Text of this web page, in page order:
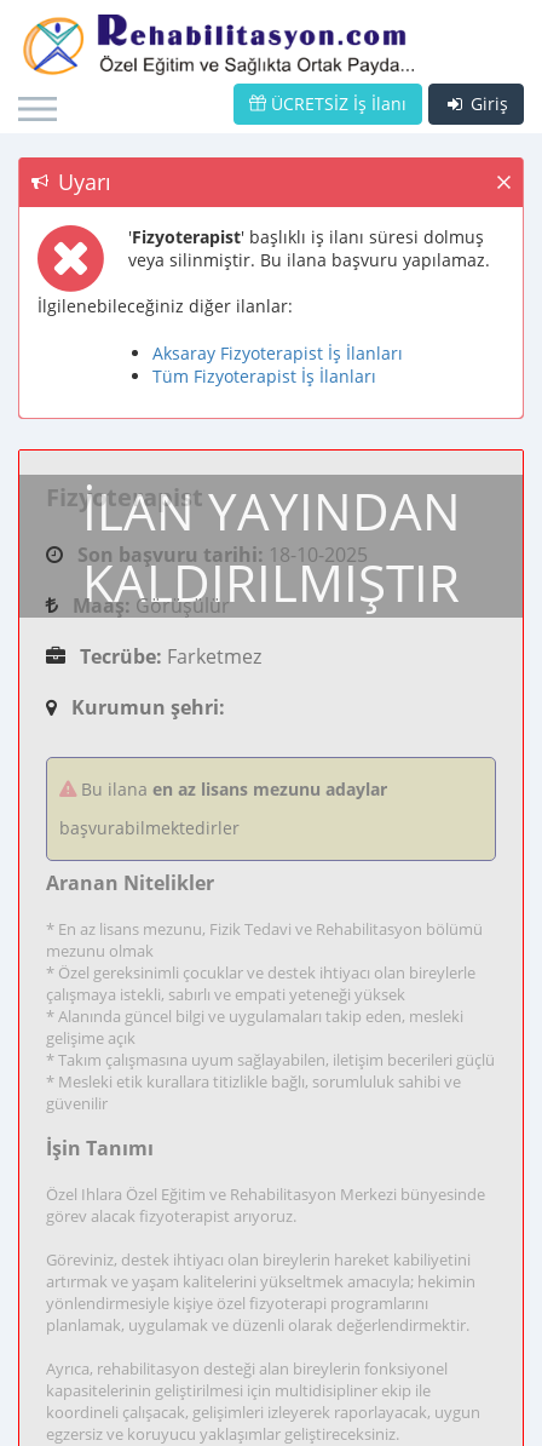
Giriş
ÜCRETSİZ İş İlanı
Uyarı
'Fizyoterapist' başlıklı iş ilanı süresi dolmuş
veya silinmiştir. Bu ilana başvuru yapılamaz.
İlgilenebileceğiniz diğer ilanlar:
Aksaray Fizyoterapist İş İlanları
Tüm Fizyoterapist İş İlanları
İLAN YAYINDAN
KALDIRILMIŞTIR
Fizyoterapist
Son başvuru tarihi: 18-10-2025
Maaş: Görüşülür
Tecrübe: Farketmez
Kurumun şehri:
Bu ilana en az lisans mezunu adaylar
başvurabilmektedirler
Aranan Nitelikler
* En az lisans mezunu, Fizik Tedavi ve Rehabilitasyon bölümü
mezunu olmak
* Özel gereksinimli çocuklar ve destek ihtiyacı olan bireylerle
çalışmaya istekli, sabırlı ve empati yeteneği yüksek
* Alanında güncel bilgi ve uygulamaları takip eden, mesleki
gelişime açık
* Takım çalışmasına uyum sağlayabilen, iletişim becerileri güçlü
* Mesleki etik kurallara titizlikle bağlı, sorumluluk sahibi ve
güvenilir
İşin Tanımı
Özel Ihlara Özel Eğitim ve Rehabilitasyon Merkezi bünyesinde
görev alacak fizyoterapist arıyoruz.
Göreviniz, destek ihtiyacı olan bireylerin hareket kabiliyetini
artırmak ve yaşam kalitelerini yükseltmek amacıyla; hekimin
yönlendirmesiyle kişiye özel fizyoterapi programlarını
planlamak, uygulamak ve düzenli olarak değerlendirmektir.
Ayrıca, rehabilitasyon desteği alan bireylerin fonksiyonel
kapasitelerinin geliştirilmesi için multidisipliner ekip ile
koordineli çalışacak, gelişimleri izleyerek raporlayacak, uygun
egzersiz ve koruyucu yaklaşımlar geliştireceksiniz.